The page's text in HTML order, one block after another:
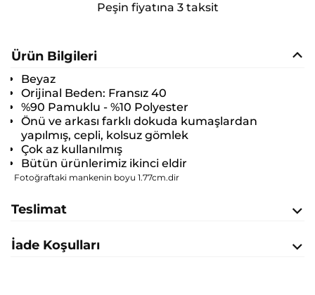
Peşin fiyatına 3 taksit
Ürün Bilgileri
Beyaz
Orijinal Beden: Fransız 40
%90 Pamuklu - %10 Polyester
Önü ve arkası farklı dokuda kumaşlardan
yapılmış, cepli, kolsuz gömlek
Çok az kullanılmış
Bütün ürünlerimiz ikinci eldir
Fotoğraftaki mankenin boyu 1.77cm.dir
Teslimat
İade Koşulları